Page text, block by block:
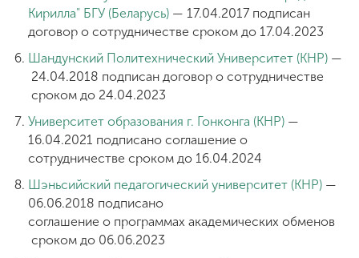
Кирилла" БГУ (Беларусь) — 17.04.2017 подписан
договор о сотрудничестве сроком до 17.04.2023
Шандунский Политехнический Университет (КНР) —
24.04.2018 подписан договор о сотрудничестве
сроком до 24.04.2023
Университет образования г. Гонконга (КНР) —
16.04.2021 подписано соглашение о
сотрудничестве сроком до 16.04.2024
Шэньсийский педагогический университет (КНР) —
06.06.2018 подписано
соглашение о программах академических обменов
сроком до 06.06.2023